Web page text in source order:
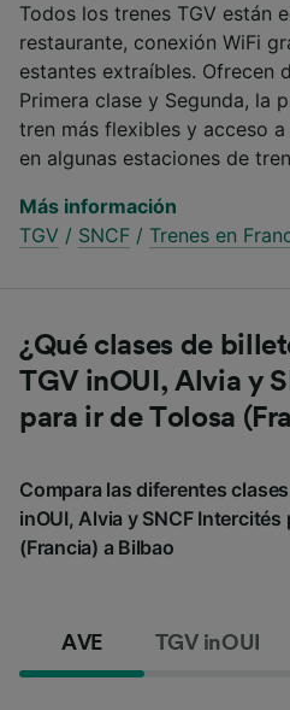
Todos los trenes TGV están
restaurante, conexión WiFi
estantes extraíbles. Ofrecen
Primera clase y Segunda, la
tren más flexibles y acceso
en algunas estaciones de
Más información
TGV / SNCF / Trenes en
¿Qué clases de
TGV inOUI, Alvia y
para ir de Tolosa
Compara las diferentes
inOUI, Alvia y SNCF
(Francia) a Bilbao
AVE TGV inOUI